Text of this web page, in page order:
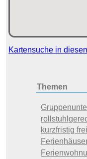
Kartensuche in
Themen
kurzfristig frei